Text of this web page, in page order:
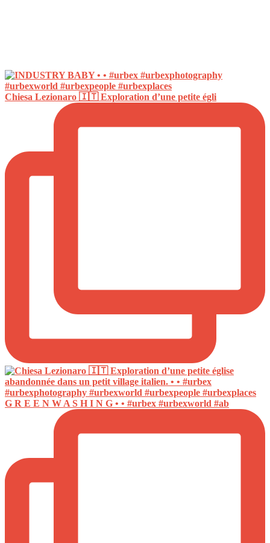
Chiesa Lezionaro 🇮🇹 Exploration d’une petite égli
G R E E N W A S H I N G • • #urbex #urbexworld #ab